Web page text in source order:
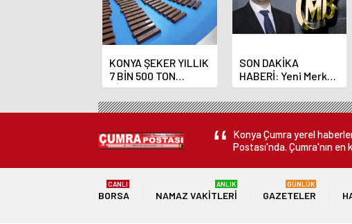
KONYA ŞEKER YILLIK
7 BİN 500 TON
ÇİKOLATALI ÜRÜN
ÜRETİLECEK
SON DAKİKA
HABERİ: Yeni Merkez
Bankası Başkanı
Fatih Karahan oldu
Konya Çumra yerel
Postası'nda. Çumra'nın
BORSA
CANLI
NAMAZ VAKITLERI
ANLIK
GAZETELER
GÜNLÜK